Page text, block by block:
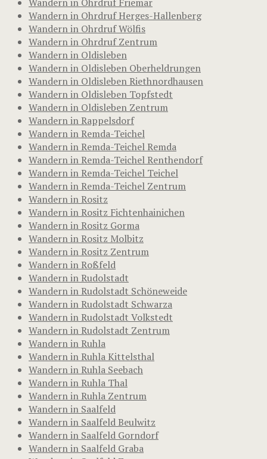
Wandern in Ohrdruf Herges-Hallenberg
Wandern in Ohrdruf Wölfis
Wandern in Ohrdruf Zentrum
Wandern in Oldisleben
Wandern in Oldisleben Oberheldrungen
Wandern in Oldisleben Riethnordhausen
Wandern in Oldisleben Topfstedt
Wandern in Oldisleben Zentrum
Wandern in Rappelsdorf
Wandern in Remda-Teichel
Wandern in Remda-Teichel Remda
Wandern in Remda-Teichel Renthendorf
Wandern in Remda-Teichel Teichel
Wandern in Remda-Teichel Zentrum
Wandern in Rositz
Wandern in Rositz Fichtenhainichen
Wandern in Rositz Gorma
Wandern in Rositz Molbitz
Wandern in Rositz Zentrum
Wandern in Roßfeld
Wandern in Rudolstadt
Wandern in Rudolstadt Schöneweide
Wandern in Rudolstadt Schwarza
Wandern in Rudolstadt Volkstedt
Wandern in Rudolstadt Zentrum
Wandern in Ruhla
Wandern in Ruhla Kittelsthal
Wandern in Ruhla Seebach
Wandern in Ruhla Thal
Wandern in Ruhla Zentrum
Wandern in Saalfeld
Wandern in Saalfeld Beulwitz
Wandern in Saalfeld Gorndorf
Wandern in Saalfeld Graba